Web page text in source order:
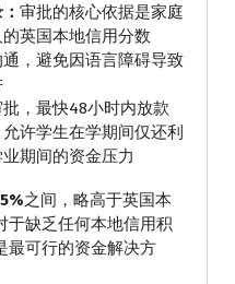
审批的核心依据是家庭
英国本地信用分数
，避免因语言障碍导致
，最快48小时内放款
允许学生在学期间仅还利
期间的资金压力
之间，略高于英国本
于缺乏任何本地信用积
最可行的资金解决方